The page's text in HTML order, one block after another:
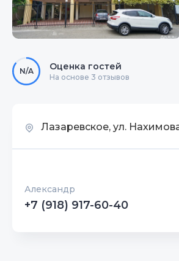
N/A Оценка гостей
На основе 3 отзывов
Лазаревское, ул.
Александр
+7 (918) 917-60-40